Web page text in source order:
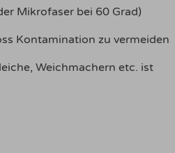
Mikrofaser bei 60 Grad)
Kontamination zu vermeiden
Weichmachern etc. ist